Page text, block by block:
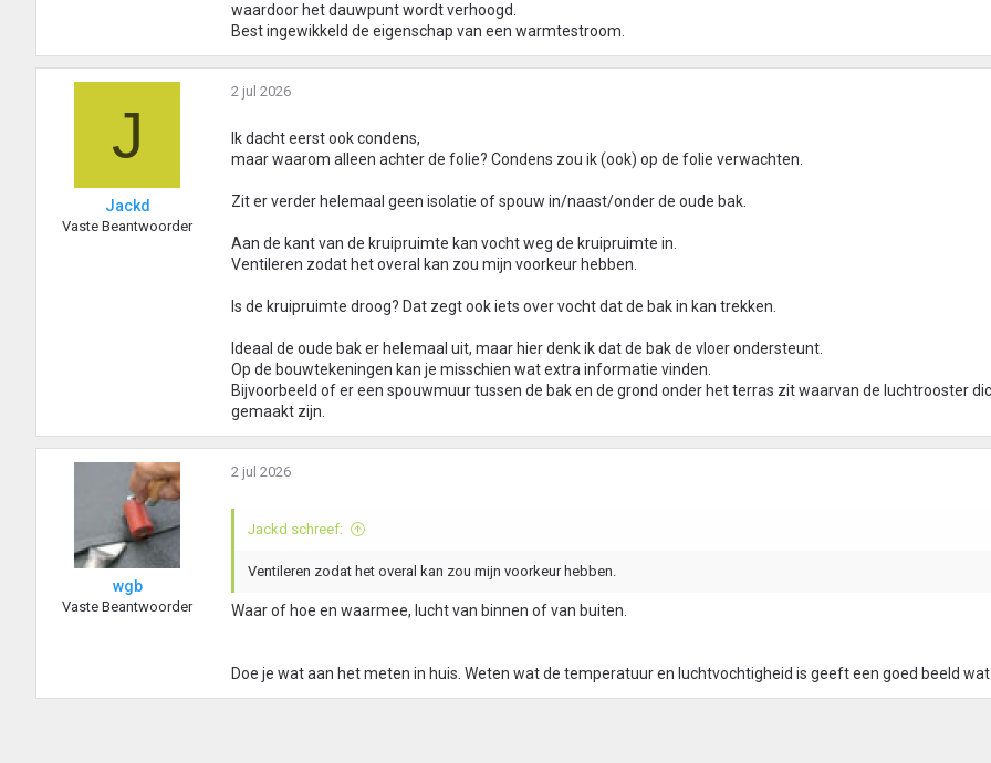
waardoor het dauwpunt wordt verhoogd.
Best ingewikkeld de eigenschap van een warmtestroom.
J
Jackd
Vaste Beantwoorder
2 jul 2026
Ik dacht eerst ook condens,
maar waarom alleen achter de folie? Condens zou ik (ook) op de folie verwachten.
Zit er verder helemaal geen isolatie of spouw in/naast/onder de oude bak.
Aan de kant van de kruipruimte kan vocht weg de kruipruimte in.
Ventileren zodat het overal kan zou mijn voorkeur hebben.
Is de kruipruimte droog? Dat zegt ook iets over vocht dat de bak in kan trekken.
Ideaal de oude bak er helemaal uit, maar hier denk ik dat de bak de vloer ondersteunt.
Op de bouwtekeningen kan je misschien wat extra informatie vinden.
Bijvoorbeeld of er een spouwmuur tussen de bak en de grond onder het terras zit waarvan de luchtrooster
gemaakt zijn.
wgb
Vaste Beantwoorder
2 jul 2026
Jackd schreef:
Ventileren zodat het overal kan zou mijn voorkeur hebben.
Waar of hoe en waarmee, lucht van binnen of van buiten.
Doe je wat aan het meten in huis. Weten wat de temperatuur en luchtvochtigheid is geeft een goed beeld wat